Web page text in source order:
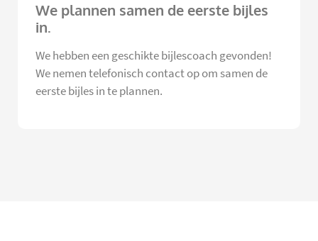
We plannen samen de eerste bijles
in.
We hebben een geschikte bijlescoach gevonden!
We nemen telefonisch contact op om samen de
eerste bijles in te plannen.